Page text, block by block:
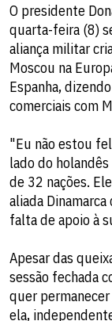
O presidente
quarta-feira (8)
aliança militar
Moscou na
Espanha,
comerciais com
"Eu não estou
lado do
de 32 nações.
aliada
falta de apoio à
Apesar das
sessão fechada
quer permanecer
ela,